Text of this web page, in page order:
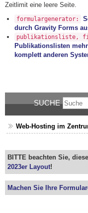
Zeitlimit eine leere Seite.
formulargenerator:
durch Gravity Forms
publikationsliste,
Publikationslisten
komplett anderen
SUCHE
Web-Hosting im
BITTE beachten Sie,
2023er Layout!
Machen Sie Ihre